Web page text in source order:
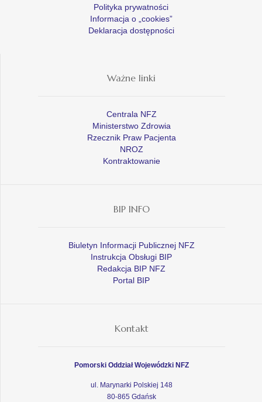
Polityka prywatności
Informacja o „cookies”
Deklaracja dostępności
Ważne linki
Centrala NFZ
Ministerstwo Zdrowia
Rzecznik Praw Pacjenta
NROZ
Kontraktowanie
BIP INFO
Biuletyn Informacji Publicznej NFZ
Instrukcja Obsługi BIP
Redakcja BIP NFZ
Portal BIP
Kontakt
Pomorski Oddział Wojewódzki NFZ
ul. Marynarki Polskiej 148
80-865 Gdańsk